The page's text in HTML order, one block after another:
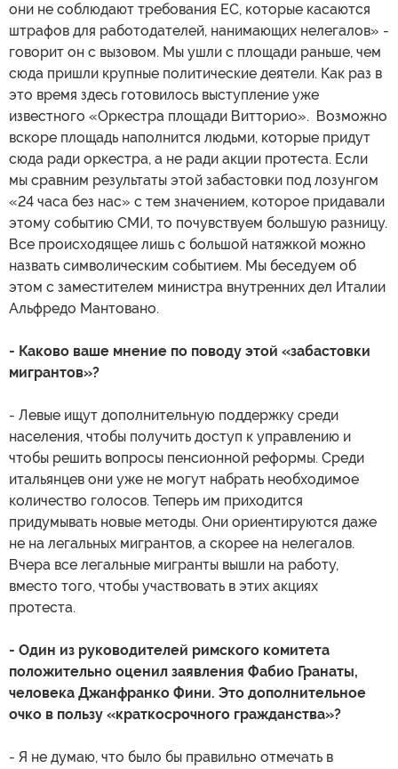
они не соблюдают требования ЕС, которые касаются
штрафов для работодателей, нанимающих нелегалов» -
говорит он с вызовом. Мы ушли с площади раньше, чем
сюда пришли крупные политические деятели. Как раз в
это время здесь готовилось выступление уже
известного «Оркестра площади Витторио». Возможно
вскоре площадь наполнится людьми, которые придут
сюда ради оркестра, а не ради акции протеста. Если
мы сравним результаты этой забастовки под лозунгом
«24 часа без нас» с тем значением, которое придавали
этому событию СМИ, то почувствуем большую разницу.
Все происходящее лишь с большой натяжкой можно
назвать символическим событием. Мы беседуем об
этом с заместителем министра внутренних дел Италии
Альфредо Мантовано.
- Каково ваше мнение по поводу этой «забастовки
мигрантов»?
- Левые ищут дополнительную поддержку среди
населения, чтобы получить доступ к управлению и
чтобы решить вопросы пенсионной реформы. Среди
итальянцев они уже не могут набрать необходимое
количество голосов. Теперь им приходится
придумывать новые методы. Они ориентируются даже
не на легальных мигрантов, а скорее на нелегалов.
Вчера все легальные мигранты вышли на работу,
вместо того, чтобы участвовать в этих акциях
протеста.
- Один из руководителей римского комитета
положительно оценил заявления Фабио Гранаты,
человека Джанфранко Фини. Это дополнительное
очко в пользу «краткосрочного гражданства»?
- Я не думаю, что было бы правильно отмечать в